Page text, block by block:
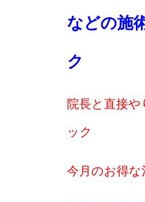
などの施
ク
院長と直接
ック
今月のお得な